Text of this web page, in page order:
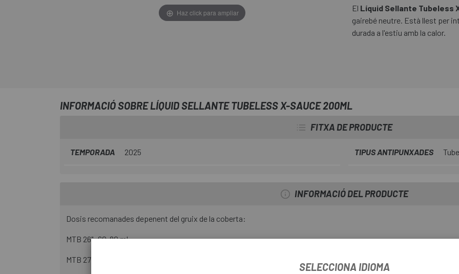
Haz click para ampliar El Líquid Sellante Tubeless
gairebé neutre. Està llest per
durada a l'estiu amb la calor.
INFORMACIÓ SOBRE LÍQUID SELLANTE TUBELESS X-SAUCE 200ML
FITXA DE PRODUCTE
TEMPORADA 2025 TIPUS ANTIPUNXADES
INFORMACIÓ DEL PRODUCTE
Dosis recomanades depenent del gruix de la coberta:
MTB 26": 60-80 ml.
MTB 27,5”: 70-90 ml.
SELECCIONA IDIOMA